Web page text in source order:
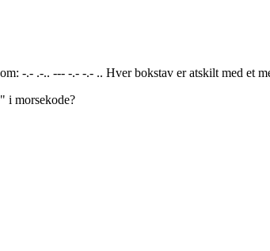
-.- .-.. --- -.- -.- .. Hver bokstav er atskilt med et
i morsekode?